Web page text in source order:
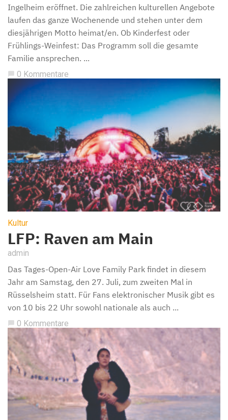
Ingelheim eröffnet. Die zahlreichen kulturellen Angebote
laufen das ganze Wochenende und stehen unter dem
diesjährigen Motto heimat/en. Ob Kinderfest oder
Frühlings-Weinfest: Das Programm soll die gesamte
Familie ansprechen. ...
0 Kommentare
Kultur
LFP: Raven am Main
admin
Das Tages-Open-Air Love Family Park findet in diesem
Jahr am Samstag, den 27. Juli, zum zweiten Mal in
Rüsselsheim statt. Für Fans elektronischer Musik gibt es
von 10 bis 22 Uhr sowohl nationale als auch ...
0 Kommentare